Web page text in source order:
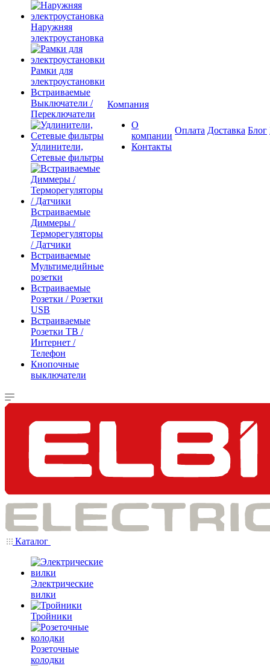
Наружняя
электроустановка
Рамки для
электроустановки
Встраиваемые
Выключатели /
Переключатели
Удлинители,
Сетевые фильтры
Встраиваемые
Диммеры /
Терморегуляторы
/ Датчики
Встраиваемые
Мультимедийные
розетки
Встраиваемые
Розетки / Розетки
USB
Встраиваемые
Розетки ТВ /
Интернет /
Телефон
Кнопочные
выключатели
Компания
О
компании
Контакты
Оплата Доставка Блог
Каталог
Электрические
вилки
Тройники
Розеточные
колодки